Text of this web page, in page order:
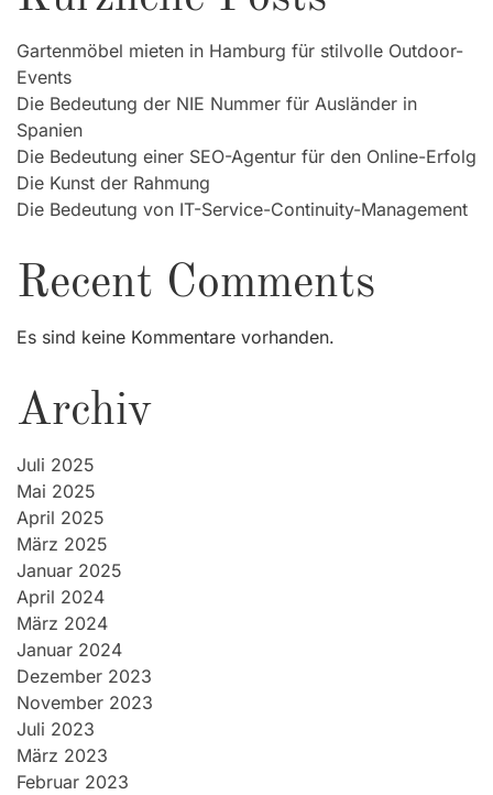
Gartenmöbel mieten in Hamburg für stilvolle Outdoor-
Events
Die Bedeutung der NIE Nummer für Ausländer in
Spanien
Die Bedeutung einer SEO-Agentur für den Online-Erfolg
Die Kunst der Rahmung
Die Bedeutung von IT-Service-Continuity-Management
Recent Comments
Es sind keine Kommentare vorhanden.
Archiv
Juli 2025
Mai 2025
April 2025
März 2025
Januar 2025
April 2024
März 2024
Januar 2024
Dezember 2023
November 2023
Juli 2023
März 2023
Februar 2023